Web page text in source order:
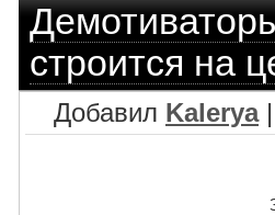
строится на
Добавил Kalerya|